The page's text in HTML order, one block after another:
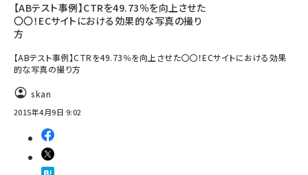
【ABテスト事例】CTRを49.73％を向上させた
〇〇！ECサイトにおける効果的な写真の撮り
方
【ABテスト事例】CTRを49.73％を向上させた〇〇！ECサイトにおける効果
的な写真の撮り方
skan
2015年4月9日 9:02